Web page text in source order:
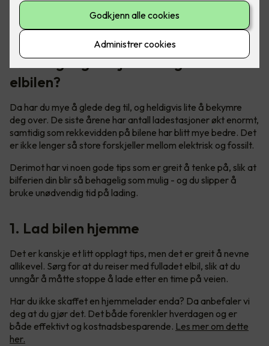
Skal du på norgesferie med elbil? Her er noen triks for å
forlenge rekkevidden, slik at du kan kjøre trollstigen uten
rekkeviddeangst.
Første gang du kjører langtur med
elbilen?
Da har du mye å glede deg til, og heldigvis lite å bekymre
deg over. De siste årene har antall ladestasjoner økt enormt,
samtidig som rekkevidden på bilene har blitt mye bedre. Det
er ikke lenger så store forskjeller mellom elektrisk og fossilt.
Derimot har vi noen gode tips som er greit å tenke på, slik at
bilferien din blir så behagelig som mulig - og du slipper å
bruke unødvendig tid på lading.
1. Lad bilen hjemme
Det er kanskje et litt opplagt tips, men det er greit å nevne
allikevel. Sørg for at du reiser med fulladet elbil, slik at du
unngår å måtte stoppe å lade etter en time på veien.
Har du ikke skaffet en hjemmelader enda? Da anbefaler vi
deg at du gjør det. Det både forenkler hverdagen og er
både effektivt og kostnadsbesparende. Les mer om dette
her.